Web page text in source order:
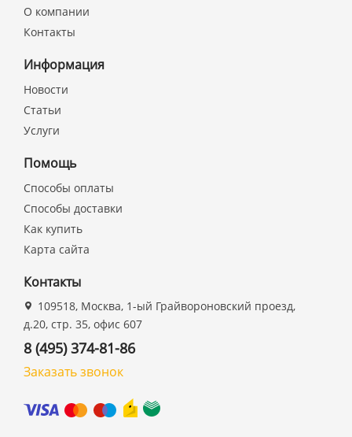
О компании
Контакты
Информация
Новости
Статьи
Услуги
Помощь
Способы оплаты
Способы доставки
Как купить
Карта сайта
Контакты
109518, Москва, 1-ый Грайвороновский проезд,
д.20, стр. 35, офис 607
8 (495) 374-81-86
Заказать звонок